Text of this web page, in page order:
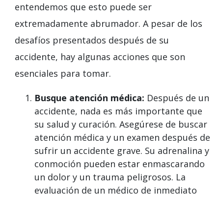
entendemos que esto puede ser
extremadamente abrumador. A pesar de los
desafíos presentados después de su
accidente, hay algunas acciones que son
esenciales para tomar.
Busque atención médica: Después de un
accidente, nada es más importante que
su salud y curación. Asegúrese de buscar
atención médica y un examen después de
sufrir un accidente grave. Su adrenalina y
conmoción pueden estar enmascarando
un dolor y un trauma peligrosos. La
evaluación de un médico de inmediato